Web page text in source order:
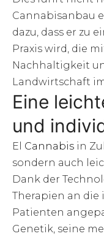
Cannabisanbau
dazu, dass er zu
Praxis wird, die
Nachhaltigkeit
Landwirtschaft
Eine
und
El Cannabis in
sondern auch
Dank der
Therapien an die
Patienten
Genetik, seine